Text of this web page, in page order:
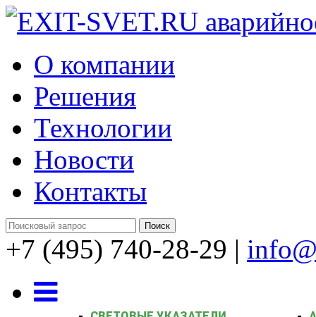
О компании
Решения
Технологии
Новости
Контакты
+7 (495) 740-28-29 |